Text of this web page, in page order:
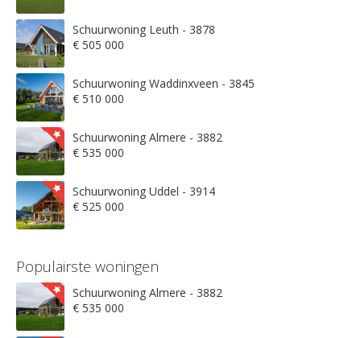
Schuurwoning Leuth - 3878
€ 505 000
Schuurwoning Waddinxveen - 3845
€ 510 000
Schuurwoning Almere - 3882
€ 535 000
Schuurwoning Uddel - 3914
€ 525 000
Populairste woningen
Schuurwoning Almere - 3882
€ 535 000